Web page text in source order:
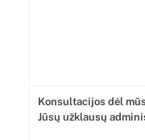
Konsultacijos dėl
Jūsų užklausų